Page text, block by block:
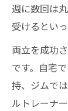
週に数回は
受けるとい
両立を成功
です。自宅
持、ジムで
ルトレーナ